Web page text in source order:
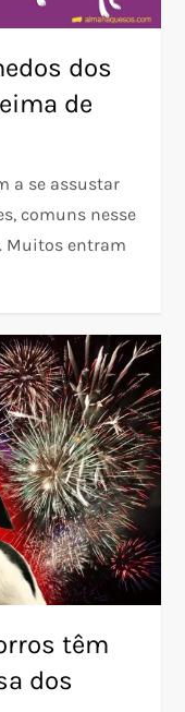
dos
de
a se assustar
comuns nesse
Muitos entram
têm
dos